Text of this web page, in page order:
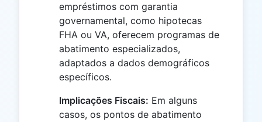
empréstimos com garantia
governamental, como hipotecas
FHA ou VA, oferecem programas de
abatimento especializados,
adaptados a dados demográficos
específicos.
Implicações Fiscais: Em alguns
casos, os pontos de abatimento